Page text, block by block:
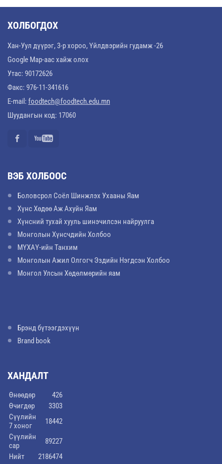
ХОЛБОГДОХ
Хан-Уул дүүрэг, 3-р хороо, Үйлдвэрийн гудамж -26
Google Map-аас хайж олох
Утас: 90172626
Факс: 976-11-341616
E-mail: foodtech@foodtech.edu.mn
Шуудангын код: 17060
ВЭБ ХОЛБООС
Боловсрол Соёл Шинжлэх Ухааны Яам
Хүнс Хөдөө Аж Ахуйн Яам
Хүнсний тухай хууль шинэчилсэн найруулга
Монголын Хүнсчдийн Холбоо
МҮХАҮ-ийн Танхим
Монголын Ажил Олгогч Эздийн Нэгдсэн Холбоо
Монгол Улсын Хөдөлмөрийн яам
Брэнд бүтээгдэхүүн
Brand book
ХАНДАЛТ
Өнөөдөр
426
Өчигдөр
3303
Сүүлийн
7 хоног
18442
Сүүлийн
сар
89227
Нийт
2186474